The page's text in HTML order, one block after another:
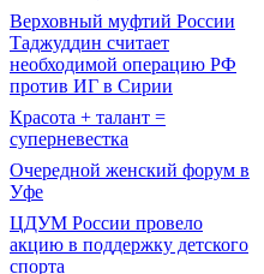
Верховный муфтий России
Таджуддин считает
необходимой операцию РФ
против ИГ в Сирии
Красота + талант =
суперневестка
Очередной женский форум в
Уфе
ЦДУМ России провело
акцию в поддержку детского
спорта